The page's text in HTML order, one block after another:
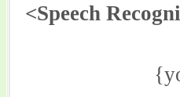
<Speech